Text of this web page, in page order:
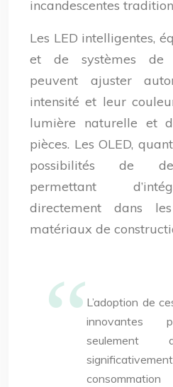
incandescentes
Les LED intelligentes,
et de systèmes de
peuvent ajuster
intensité et leur
lumière naturelle et
pièces. Les OLED,
possibilités de
permettant
directement dans
matériaux de
L’adoption de
innovantes
seulement